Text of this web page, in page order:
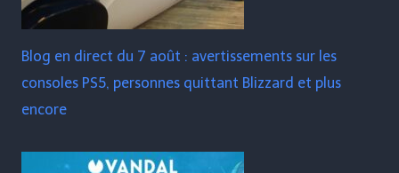
Blog en direct du 7 août : avertissements sur les
consoles PS5, personnes quittant Blizzard et plus
encore